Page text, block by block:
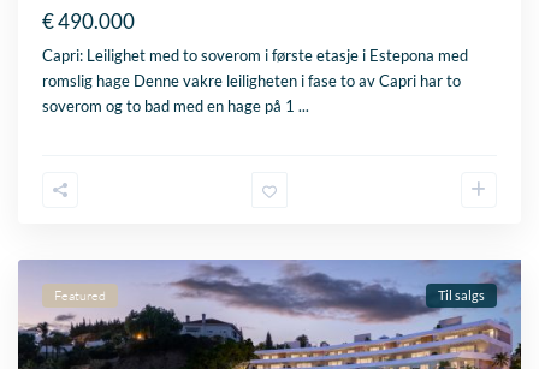
€ 490.000
Capri: Leilighet med to soverom i første etasje i Estepona med
romslig hage Denne vakre leiligheten i fase to av Capri har to
soverom og to bad med en hage på 1...
Featured Til salgs